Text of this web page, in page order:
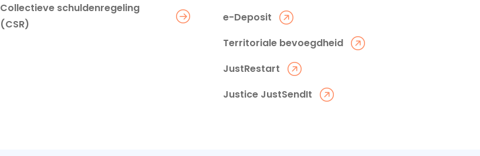
Collectieve schuldenregeling
(CSR)
e-Deposit
Territoriale bevoegdheid
JustRestart
Justice JustSendIt